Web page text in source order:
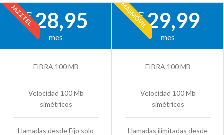
JAZZTEL
€28,95
mes
FIBRA 100 MB
Velocidad 100 Mb
simétricos
Llamadas desde Fijo solo
MÁSMÓVIL
€29,99
mes
FIBRA 100 MB
Velocidad 100 Mb
simétricos
Llamadas ilimitadas desde